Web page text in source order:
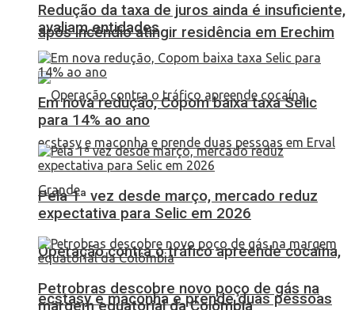
após incêndio atingir residência em Erechim
Operação contra o tráfico apreende cocaína,
ecstasy e maconha e prende duas pessoas
Redução da taxa de juros ainda é insuficiente,
avaliam entidades
Em nova redução, Copom baixa taxa Selic
para 14% ao ano
Pela 1ª vez desde março, mercado reduz
expectativa para Selic em 2026
Petrobras descobre novo poço de gás na
margem equatorial da Colômbia